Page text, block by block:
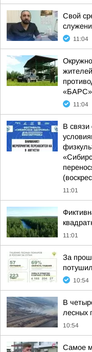
Свой
11:04
«БАРС»
11:04
В связи
11:01
11:01
За
10:54
В
лесных
10:54
Самое